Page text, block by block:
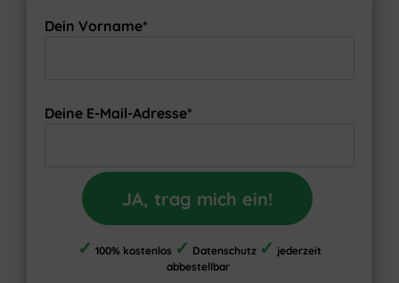
Dein Vorname*
Deine E-Mail-Adresse*
JA, trag mich ein!
✓ 100% kostenlos ✓ Datenschutz ✓ jederzeit
abbestellbar